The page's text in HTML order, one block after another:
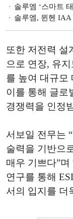
솔루엠 ‘스마트
솔루엠, 뮌헨 IAA
또한 저전력 설
으로 연장, 유
를 높여 대규모
이를 통해 글로
경쟁력을 인정
서보일 전무는
술력을 기반으
매우 기쁘다”
연구를 통해
서의 입지를 더